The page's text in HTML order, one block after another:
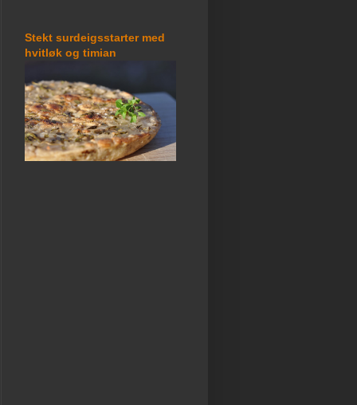
Stekt surdeigsstarter med
hvitløk og timian